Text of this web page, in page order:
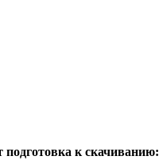
подготовка к скачиванию: